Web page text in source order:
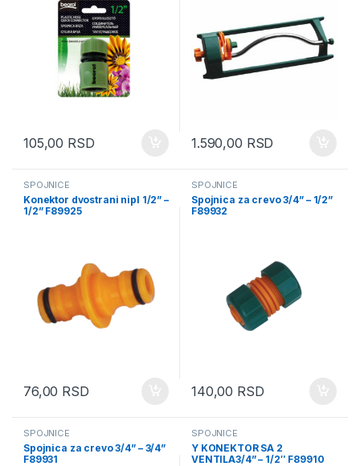
105,00 RSD 1.590,00 RSD
SPOJNICE
Konektor dvostrani nipl 1/2” –
1/2” F89925
76,00 RSD
SPOJNICE
Spojnica za crevo 3/4” – 1/2”
F89932
140,00 RSD
SPOJNICE
Spojnica za crevo 3/4” – 3/4”
F89931
SPOJNICE
Y KONEKTOR SA 2
VENTILA3/4” – 1/2″ F89910